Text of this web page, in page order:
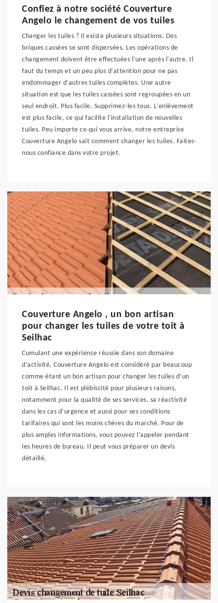
Confiez à notre société Couverture
Angelo le changement de vos tuiles
Changer les tuiles ? Il existe plusieurs situations. Des
briques cassées se sont dispersées. Les opérations de
changement doivent être effectuées l'une après l'autre. Il
faut du temps et un peu plus d'attention pour ne pas
endommager d'autres tuiles complètes. Une autre
situation est que les tuiles cassées sont regroupées en un
seul endroit. Plus facile. Supprimez-les tous. L'enlèvement
est plus facile, ce qui facilite l'installation de nouvelles
tuiles. Peu importe ce qui vous arrive, notre entreprise
Couverture Angelo sait comment changer les tuiles. Faites-
nous confiance dans votre projet.
Couverture Angelo , un bon artisan
pour changer les tuiles de votre toit à
Seilhac
Cumulant une expérience réussie dans son domaine
d’activité, Couverture Angelo est considéré par beaucoup
comme étant un bon artisan pour changer les tuiles d’un
toit à Seilhac. Il est plébiscité pour plusieurs raisons,
notamment pour la qualité de ses services, sa réactivité
dans les cas d’urgence et aussi pour ses conditions
tarifaires qui sont les moins chères du marché. Pour de
plus amples informations, vous pouvez l’appeler pendant
les heures de bureau. Il peut vous préparer un devis
détaillé.